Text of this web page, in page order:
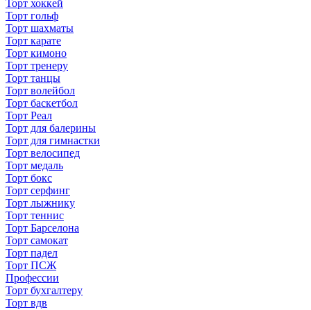
Торт хоккей
Торт гольф
Торт шахматы
Торт карате
Торт кимоно
Торт тренеру
Торт танцы
Торт волейбол
Торт баскетбол
Торт Реал
Торт для балерины
Торт для гимнастки
Торт велосипед
Торт медаль
Торт бокс
Торт серфинг
Торт лыжнику
Торт теннис
Торт Барселона
Торт самокат
Торт падел
Торт ПСЖ
Профессии
Торт бухгалтеру
Торт вдв